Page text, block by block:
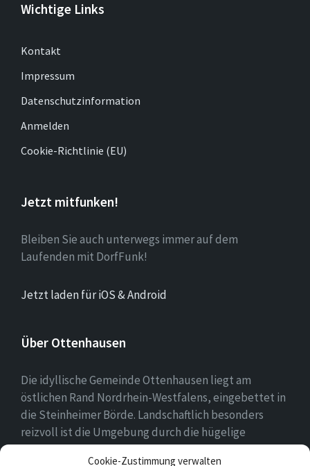
Cookie-Zustimmung verwalten
Wichtige Links
Kontakt
Impressum
Datenschutzinformation
Anmelden
Cookie-Richtlinie (EU)
Jetzt mitfunken!
Bleiben Sie auch unterwegs immer auf dem
Laufenden mit DorfFunk!
Jetzt laden für iOS & Android
Über Ottenhausen
Die idyllische Gemeinde Ottenhausen liegt am
östlichen Rand Nordrhein-Westfalens, eingebettet in
die Steinheimer Börde. Landschaftlich besonders
reizvoll ist die Umgebung durch die hügelige
Landschaft des naheliegenden Eggegebirges als